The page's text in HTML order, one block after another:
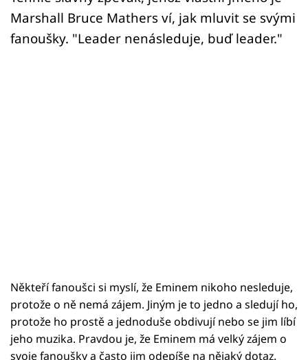
Marshall Bruce Mathers ví, jak mluvit se svými
fanoušky. "Leader nenásleduje, buď leader."
Někteří fanoušci si myslí, že Eminem nikoho nesleduje,
protože o ně nemá zájem. Jiným je to jedno a sledují ho,
protože ho prostě a jednoduše obdivují nebo se jim líbí
jeho muzika. Pravdou je, že Eminem má velký zájem o
svoje fanoušky a často jim odepíše na nějaký dotaz.